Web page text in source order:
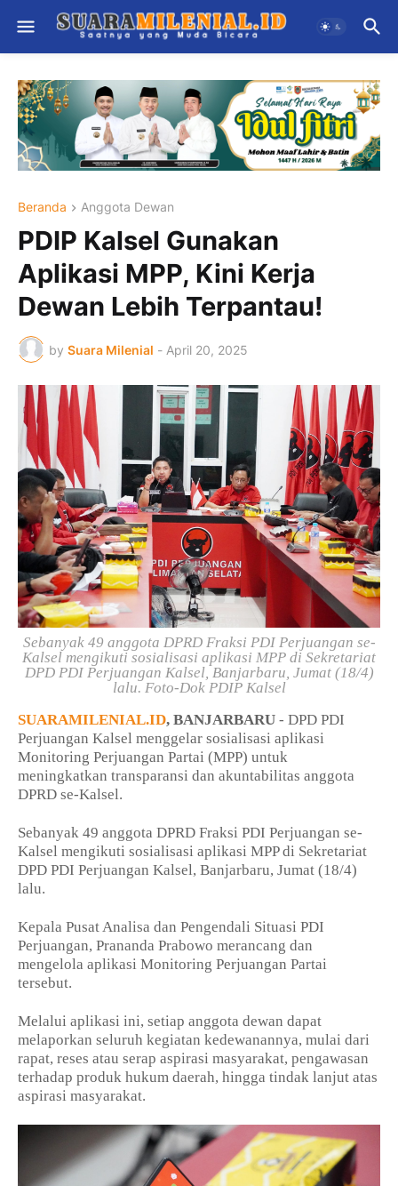
Beranda Anggota Dewan
PDIP Kalsel Gunakan
Aplikasi MPP, Kini Kerja
Dewan Lebih Terpantau!
by Suara Milenial - April 20, 2025
Sebanyak 49 anggota DPRD Fraksi PDI Perjuangan se-
Kalsel mengikuti sosialisasi aplikasi MPP di Sekretariat
DPD PDI Perjuangan Kalsel, Banjarbaru, Jumat (18/4)
lalu. Foto-Dok PDIP Kalsel
SUARAMILENIAL.ID, BANJARBARU - DPD PDI
Perjuangan Kalsel menggelar sosialisasi aplikasi
Monitoring Perjuangan Partai (MPP) untuk
meningkatkan transparansi dan akuntabilitas anggota
DPRD se-Kalsel.
Sebanyak 49 anggota DPRD Fraksi PDI Perjuangan se-
Kalsel mengikuti sosialisasi aplikasi MPP di Sekretariat
DPD PDI Perjuangan Kalsel, Banjarbaru, Jumat (18/4)
lalu.
Kepala Pusat Analisa dan Pengendali Situasi PDI
Perjuangan, Prananda Prabowo merancang dan
mengelola aplikasi Monitoring Perjuangan Partai
tersebut.
Melalui aplikasi ini, setiap anggota dewan dapat
melaporkan seluruh kegiatan kedewanannya, mulai dari
rapat, reses atau serap aspirasi masyarakat, pengawasan
terhadap produk hukum daerah, hingga tindak lanjut atas
aspirasi masyarakat.